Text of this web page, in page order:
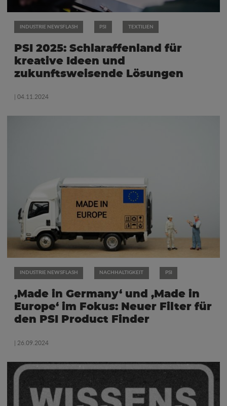
INDUSTRIE NEWSFLASH PSI TEXTILIEN
PSI 2025: Schlaraffenland für
kreative Ideen und
zukunftsweisende Lösungen
| 04.11.2024
INDUSTRIE NEWSFLASH NACHHALTIGKEIT PSI
‚Made in Germany‘ und ‚Made in
Europe‘ im Fokus: Neuer Filter für
den PSI Product Finder
| 26.09.2024